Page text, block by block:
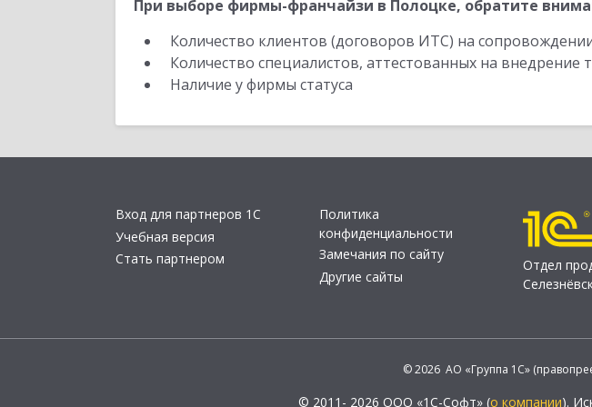
При выборе фирмы-франчайзи в Полоцке, обратите
Количество клиентов (договоров ИТС) на
Количество специалистов, аттестованных на
Наличие у фирмы статуса
Вход для партнеров 1С
Учебная версия
Стать партнером
Политика
конфиденциальности
Замечания по сайту
Другие сайты
Отдел
© 2026 АО «Группа 1С»
© 2011- 2026 ООО «1С-Софт» (о компании).